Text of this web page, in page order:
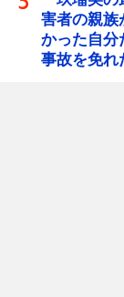
害者の親
かった自
事故を免れ